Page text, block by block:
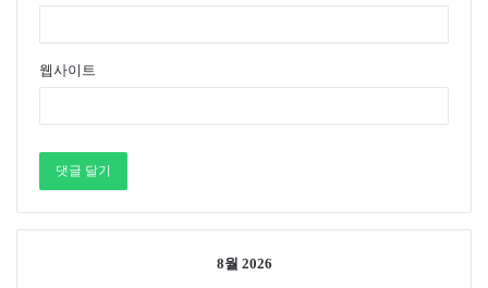
9.3%(31TWh)를 이미 2016년에 넘어섰다. 독일은 2050년
까지 전체 발전량의 80% 이상을 재생에너지로 공급하기
전량 비중은 2010년 15%에서 2016년 28%로 확대됐다.
또 재생에너지 생산단가 하락을 유도하기 위하여 경매입
찰제도를 도입했으며, 2015년 태양광, 2017년 풍력, 바이
오 등에 확대 적용하고 있다. 프랑스는 에너지전환법
에너지로 보급한다는 목표를 수립했다. 2000년부터 FIT
웹사이트
8월 2026